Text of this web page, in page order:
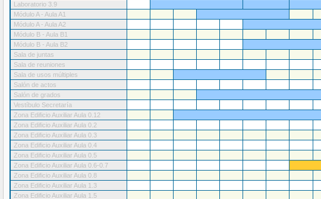
Laboratorio 3.9
Módulo A - Aula A1
Módulo A - Aula A2
Módulo B - Aula B1
Módulo B - Aula B2
Sala de juntas
Sala de reuniones
Sala de usos múltiples
Salón de actos
Salón de grados
Vestíbulo Secretaría
Zona Edificio Auxiliar Aula 0.12
Zona Edificio Auxiliar Aula 0.2
Zona Edificio Auxiliar Aula 0.3
Zona Edificio Auxiliar Aula 0.4
Zona Edificio Auxiliar Aula 0.5
Zona Edificio Auxiliar Aula 0.6-0.7
Zona Edificio Auxiliar Aula 0.8
Zona Edificio Auxiliar Aula 1.3
Zona Edificio Auxiliar Aula 1.5